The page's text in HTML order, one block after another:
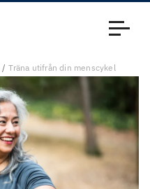
Träna utifrån din menscykel